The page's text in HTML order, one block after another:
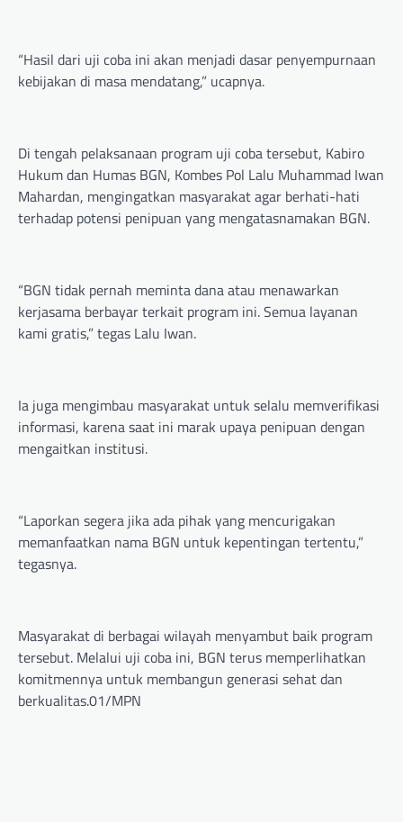
“Hasil dari uji coba ini akan menjadi dasar penyempurnaan
kebijakan di masa mendatang,” ucapnya.
Di tengah pelaksanaan program uji coba tersebut, Kabiro
Hukum dan Humas BGN, Kombes Pol Lalu Muhammad Iwan
Mahardan, mengingatkan masyarakat agar berhati-hati
terhadap potensi penipuan yang mengatasnamakan BGN.
“BGN tidak pernah meminta dana atau menawarkan
kerjasama berbayar terkait program ini. Semua layanan
kami gratis,” tegas Lalu Iwan.
Ia juga mengimbau masyarakat untuk selalu memverifikasi
informasi, karena saat ini marak upaya penipuan dengan
mengaitkan institusi.
“Laporkan segera jika ada pihak yang mencurigakan
memanfaatkan nama BGN untuk kepentingan tertentu,”
tegasnya.
Masyarakat di berbagai wilayah menyambut baik program
tersebut. Melalui uji coba ini, BGN terus memperlihatkan
komitmennya untuk membangun generasi sehat dan
berkualitas.01/MPN